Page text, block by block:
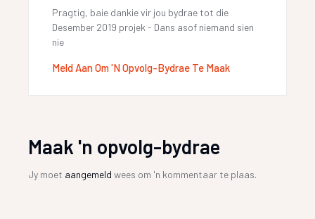
Pragtig, baie dankie vir jou bydrae tot die
Desember 2019 projek - Dans asof niemand sien
nie
Meld Aan Om 'n Opvolg-Bydrae Te Maak
Maak 'n opvolg-bydrae
Jy moet aangemeld wees om 'n kommentaar te plaas.